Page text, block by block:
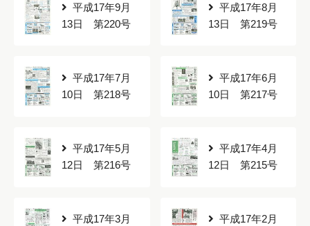
平成17年9月
13日 第220号
平成17年8月
13日 第219号
平成17年7月
10日 第218号
平成17年6月
10日 第217号
平成17年5月
12日 第216号
平成17年4月
12日 第215号
平成17年3月
平成17年2月